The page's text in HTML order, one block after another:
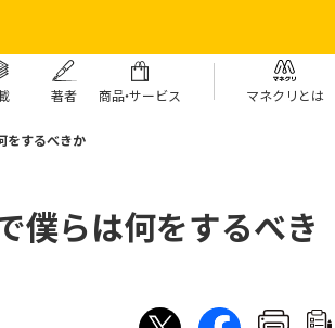
著者 商品・サービス マネクリとは
をするべきか
僕らは何をするべき